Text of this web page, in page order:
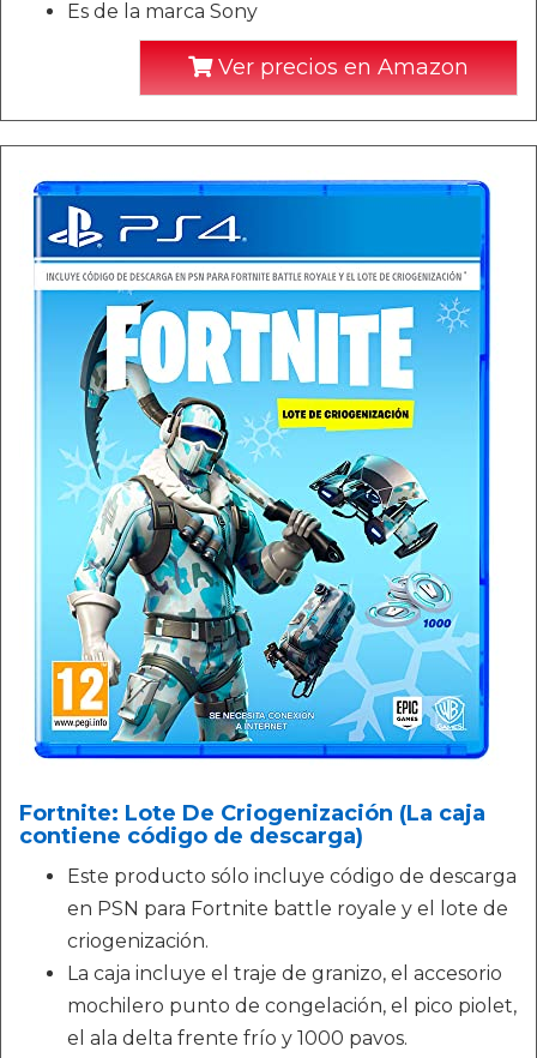
Es de la marca Sony
Ver precios en Amazon
Fortnite: Lote De Criogenización (La caja
contiene código de descarga)
Este producto sólo incluye código de descarga
en PSN para Fortnite battle royale y el lote de
criogenización.
La caja incluye el traje de granizo, el accesorio
mochilero punto de congelación, el pico piolet,
el ala delta frente frío y 1000 pavos.